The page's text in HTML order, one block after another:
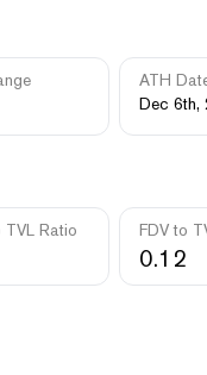
ATH
Dec 6th,
Ratio FDV to
0.12